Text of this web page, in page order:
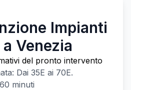
Impianti
Venezia
del pronto intervento
Dai 35E ai 70E.
minuti